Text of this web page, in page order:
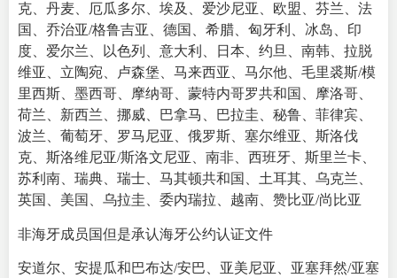
克、丹麦、厄瓜多尔、埃及、爱沙尼亚、欧盟、芬兰、法
国、乔治亚/格鲁吉亚、德国、希腊、匈牙利、冰岛、印
度、爱尔兰、以色列、意大利、日本、约旦、南韩、拉脱
维亚、立陶宛、卢森堡、马来西亚、马尔他、毛里裘斯/模
里西斯、墨西哥、摩纳哥、蒙特内哥罗共和国、摩洛哥、
荷兰、新西兰、挪威、巴拿马、巴拉圭、秘鲁、菲律宾、
波兰、葡萄牙、罗马尼亚、俄罗斯、塞尔维亚、斯洛伐
克、斯洛维尼亚/斯洛文尼亚、南非、西班牙、斯里兰卡、
苏利南、瑞典、瑞士、马其顿共和国、土耳其、乌克兰、
英国、美国、乌拉圭、委内瑞拉、越南、赞比亚/尚比亚
非海牙成员国但是承认海牙公约认证文件
安道尔、安提瓜和巴布达/安巴、亚美尼亚、亚塞拜然/亚塞